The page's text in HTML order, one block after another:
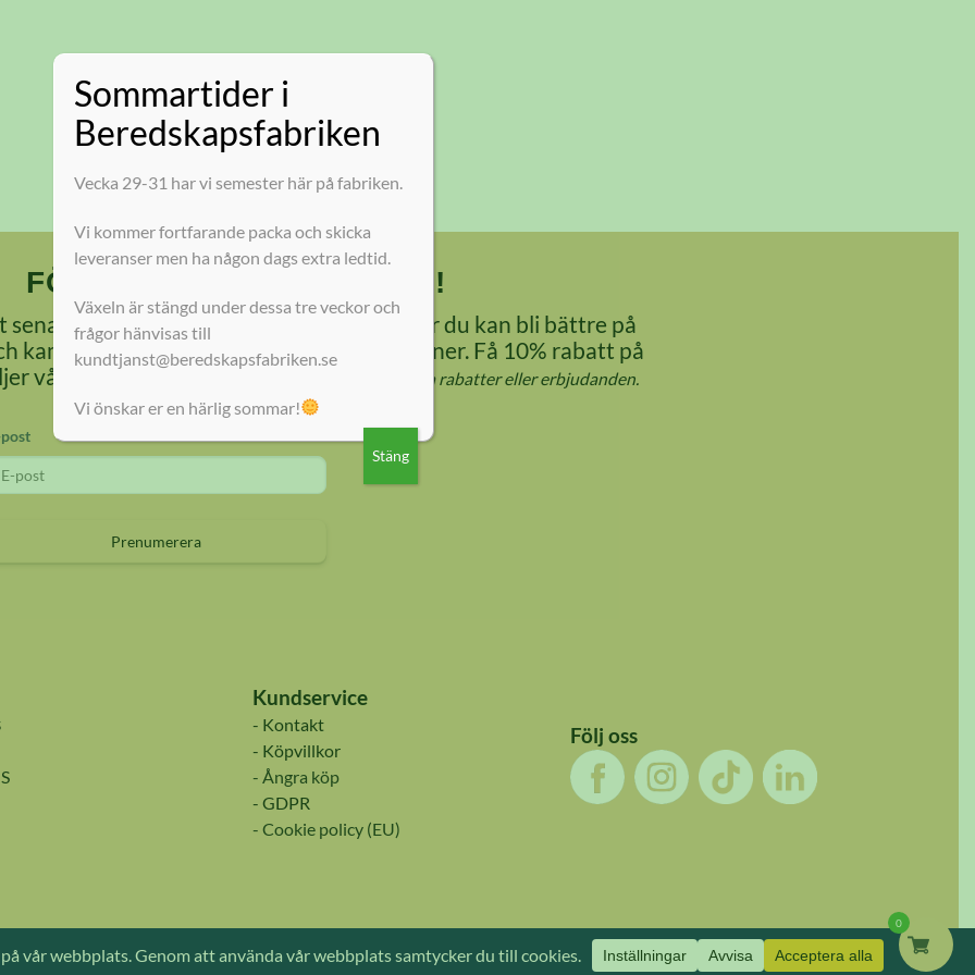
FÖLJ VÅRT NYHETSBREV!
senaste från oss. Du får matnyttiga tips hur du kan bli bättre på
kampanjer på produkter för olika situationer. Få 10% rabatt på
vårt nyhetsbrev
Kan inte kombineras med andra rabatter eller erbjudanden.
Prenumerera
Kundservice
- Kontakt
- Köpvillkor
- Ångra köp
- GDPR
- Cookie policy (EU)
Följ oss
i samarbete med Conseo - Hemsidor och digital marknadsföring
Sommartider i
Beredskapsfabriken
Vecka 29-31 har vi semester här på fabriken.
Vi kommer fortfarande packa och skicka
leveranser men ha någon dags extra ledtid.
Växeln är stängd under dessa tre veckor och
frågor hänvisas till
kundtjanst@beredskapsfabriken.se
Vi önskar er en härlig sommar!
Stäng
0